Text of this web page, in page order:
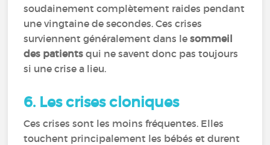
soudainement complètement raides pendant
une vingtaine de secondes. Ces crises
surviennent généralement dans lesommeil
des patients qui ne savent donc pas toujours
si une crise a lieu.
6. Les crises cloniques
Ces crises sont les moins fréquentes. Elles
touchent principalement les bébés et durent